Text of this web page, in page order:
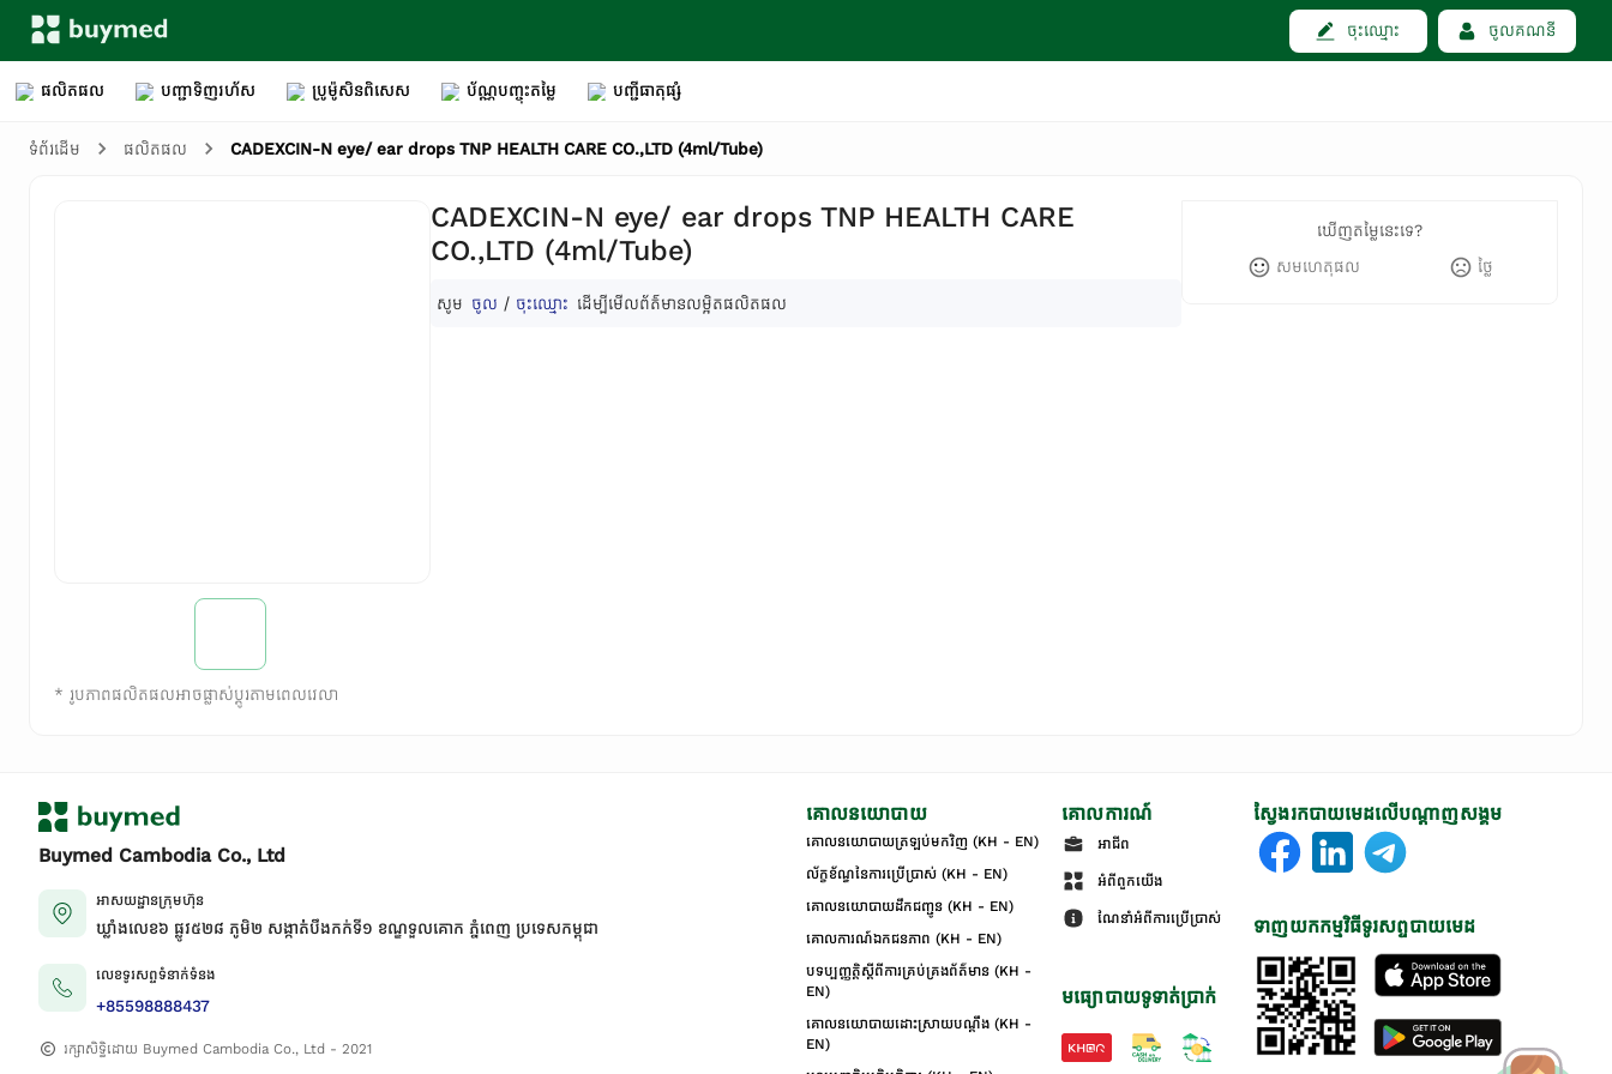
ចុះឈ្មោះ ចូលគណនី
ផលិតផល បញ្ជាទិញរហ័ស ប្រូម៉ូសិនពិសេស ប័ណ្ណបញ្ចុះតម្លៃ បញ្ជីធាតុផ្សំ
ទំព័រដើម ផលិតផល CADEXCIN-N eye/ ear drops TNP HEALTH CARE CO.,LTD (4ml/Tube)
* រូបភាពផលិតផលអាចផ្លាស់ប្តូរតាមពេលវេលា
CADEXCIN-N eye/ ear drops TNP HEALTH CARE
CO.,LTD (4ml/Tube)
សូម ចូល / ចុះឈ្មោះ ដើម្បីមើលព័ត៌មានលម្អិតផលិតផល
ឃើញតម្លៃនេះទេ?
សមហេតុផល
ថ្លៃ
Buymed Cambodia Co., Ltd
អាសយដ្ឋានក្រុមហ៊ុន
ឃ្លាំងលេខ៦ ផ្លូវ៥២៨ ភូមិ២ សង្កាត់់បឹងកក់ទី១ ខណ្ឌទួលគោក ភ្នំពេញ ប្រទេសកម្ពុជា
លេខទូរសព្ទទំនាក់ទំនង
+85598888437
រក្សាសិទ្ធិដោយ Buymed Cambodia Co., Ltd - 2021
គោលនយោបាយ
គោលនយោបាយត្រឡប់មកវិញ (KH - EN)
ល័ក្ខខ័ណ្ឌនៃការប្រើប្រាស់ (KH - EN)
គោលនយោបាយដឹកជញ្ជូន (KH - EN)
គោលការណ៍ឯកជនភាព (KH - EN)
បទប្បញ្ញត្តិស្តីពីការគ្រប់គ្រងព័ត៌មាន (KH -
EN)
គោលនយោបាយដោះស្រាយបណ្ដឹង (KH -
EN)
គោលការណ៍
អាជីព
អំពីពួកយើង
ណែនាំអំពីការប្រើប្រាស់
មធ្យោបាយទូទាត់ប្រាក់
ស្វែងរកបាយមេដលើបណ្តាញសង្គម
ទាញយកកម្មវិធីទូរសព្ទបាយមេដ